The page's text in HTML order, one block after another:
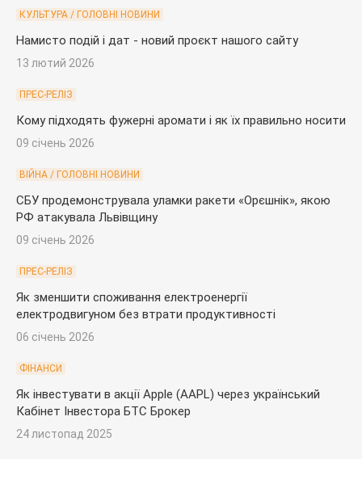
КУЛЬТУРА / ГОЛОВНІ НОВИНИ
Намисто подій і дат - новий проєкт нашого сайту
13 лютий 2026
ПРЕС-РЕЛІЗ
Кому підходять фужерні аромати і як їх правильно носити
09 січень 2026
ВІЙНА / ГОЛОВНІ НОВИНИ
СБУ продемонструвала уламки ракети «Орєшнік», якою
РФ атакувала Львівщину
09 січень 2026
ПРЕС-РЕЛІЗ
Як зменшити споживання електроенергії
електродвигуном без втрати продуктивності
06 січень 2026
ФІНАНСИ
Як інвестувати в акції Apple (AAPL) через український
Кабінет Інвестора БТС Брокер
24 листопад 2025